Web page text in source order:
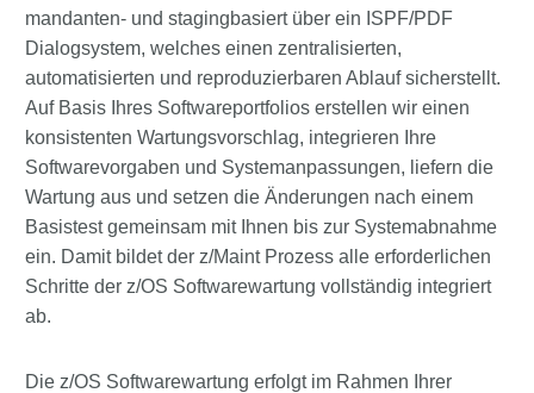
mandanten- und stagingbasiert über ein ISPF/PDF
Dialogsystem, welches einen zentralisierten,
automatisierten und reproduzierbaren Ablauf sicherstellt.
Auf Basis Ihres Softwareportfolios erstellen wir einen
konsistenten Wartungsvorschlag, integrieren Ihre
Softwarevorgaben und Systemanpassungen, liefern die
Wartung aus und setzen die Änderungen nach einem
Basistest gemeinsam mit Ihnen bis zur Systemabnahme
ein. Damit bildet der z/Maint Prozess alle erforderlichen
Schritte der z/OS Softwarewartung vollständig integriert
ab.
Die z/OS Softwarewartung erfolgt im Rahmen Ihrer